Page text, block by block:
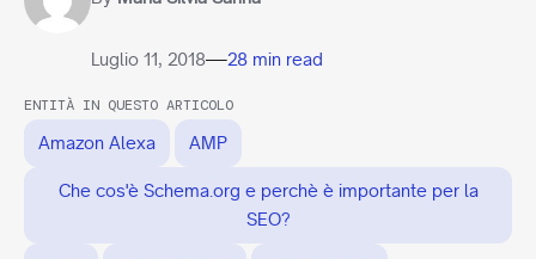
Luglio 11, 2018—28 min read
ENTITÀ IN QUESTO ARTICOLO
Amazon Alexa AMP
Che cos'è Schema.org e perchè è importante per la
SEO?